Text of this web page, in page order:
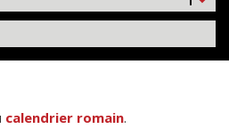
calendrier romain.